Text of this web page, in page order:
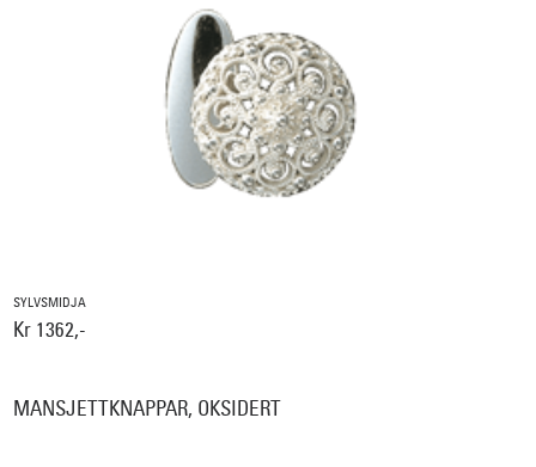
SYLVSMIDJA
Kr 1362,-
MANSJETTKNAPPAR, OKSIDERT